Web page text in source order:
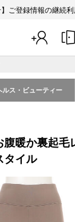
】ご登録情報の継続
ルス・ビューティー
暖か裏起毛
タイル